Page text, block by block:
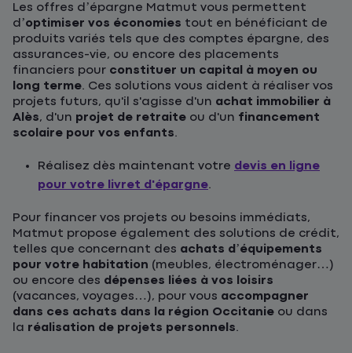
Les offres d’épargne Matmut vous permettent
d’optimiser vos économies tout en bénéficiant de
produits variés tels que des comptes épargne, des
assurances-vie, ou encore des placements
financiers pour constituer un capital à moyen ou
long terme. Ces solutions vous aident à réaliser vos
projets futurs, qu'il s'agisse d'un achat immobilier à
Alès, d'un projet de retraite ou d'un financement
scolaire pour vos enfants.
Réalisez dès maintenant votre devis en ligne
pour votre livret d'épargne.
Pour financer vos projets ou besoins immédiats,
Matmut propose également des solutions de crédit,
telles que concernant des achats d’équipements
pour votre habitation (meubles, électroménager…)
ou encore des dépenses liées à vos loisirs
(vacances, voyages…), pour vous accompagner
dans ces achats dans la région Occitanie ou dans
la réalisation de projets personnels.